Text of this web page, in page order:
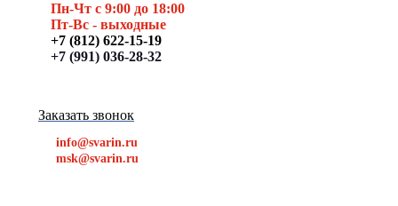
Пн-Чт с 9:00 до 18:00
Пт-Вс - выходные
+7 (812) 622-15-19
+7 (991) 036-28-32
Заказать звонок
info@svarin.ru
msk@svarin.ru